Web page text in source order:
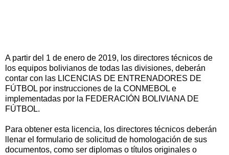
A partir del 1 de enero de 2019, los directores técnicos de
los equipos bolivianos de todas las divisiones, deberán
contar con las LICENCIAS DE ENTRENADORES DE
FÚTBOL por instrucciones de la CONMEBOL e
implementadas por la FEDERACIÓN BOLIVIANA DE
FÚTBOL.
Para obtener esta licencia, los directores técnicos deberán
llenar el formulario de solicitud de homologación de sus
documentos, como ser diplomas o títulos originales o